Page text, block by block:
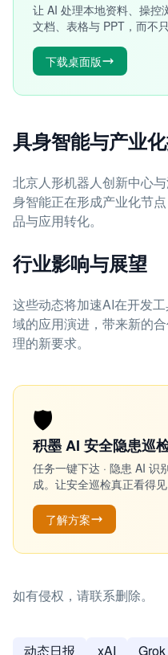
让 AI 处理本地资料、操控
文档、表格与 PPT，而不
下载桌面版
具身智能与产业
北京人形机器人创新中心
身智能正在形成产业化节
品与应用转化。
行业影响与展望
这些动态将加速AI在开发
域的应用演进，带来新的
理的新要求。
🛡️
积墨 AI 安全隐患巡
任务一键下达 · 隐患 AI 识
成。让安全巡检真正看得
了解方案
如有侵权，请联系删除。
动态日报 xAI